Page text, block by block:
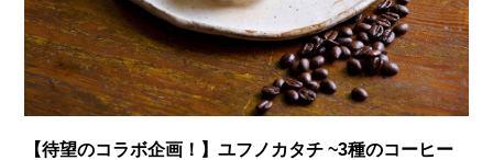
【待望のコラボ企画！】ユフノカタチ ~3種のコーヒー